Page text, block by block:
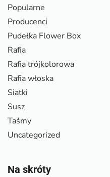
Popularne
Producenci
Pudełka Flower Box
Rafia
Rafia trójkolorowa
Rafia włoska
Siatki
Susz
Taśmy
Uncategorized
Na skróty